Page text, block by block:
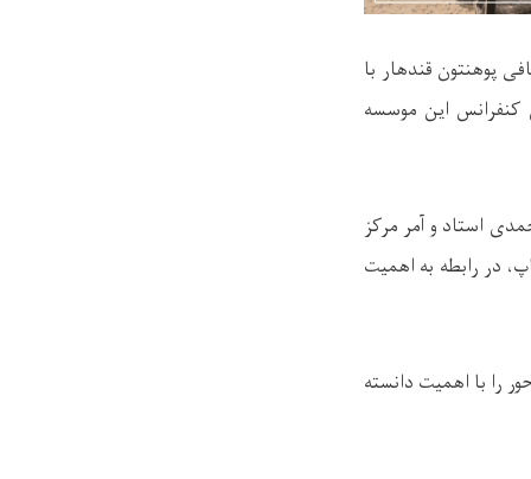
پوهنتون قندهار با
کنفرانس این موسسه
استاد و آمر مرکز
در رابطه به اهمیت
را با اهمیت دانسته